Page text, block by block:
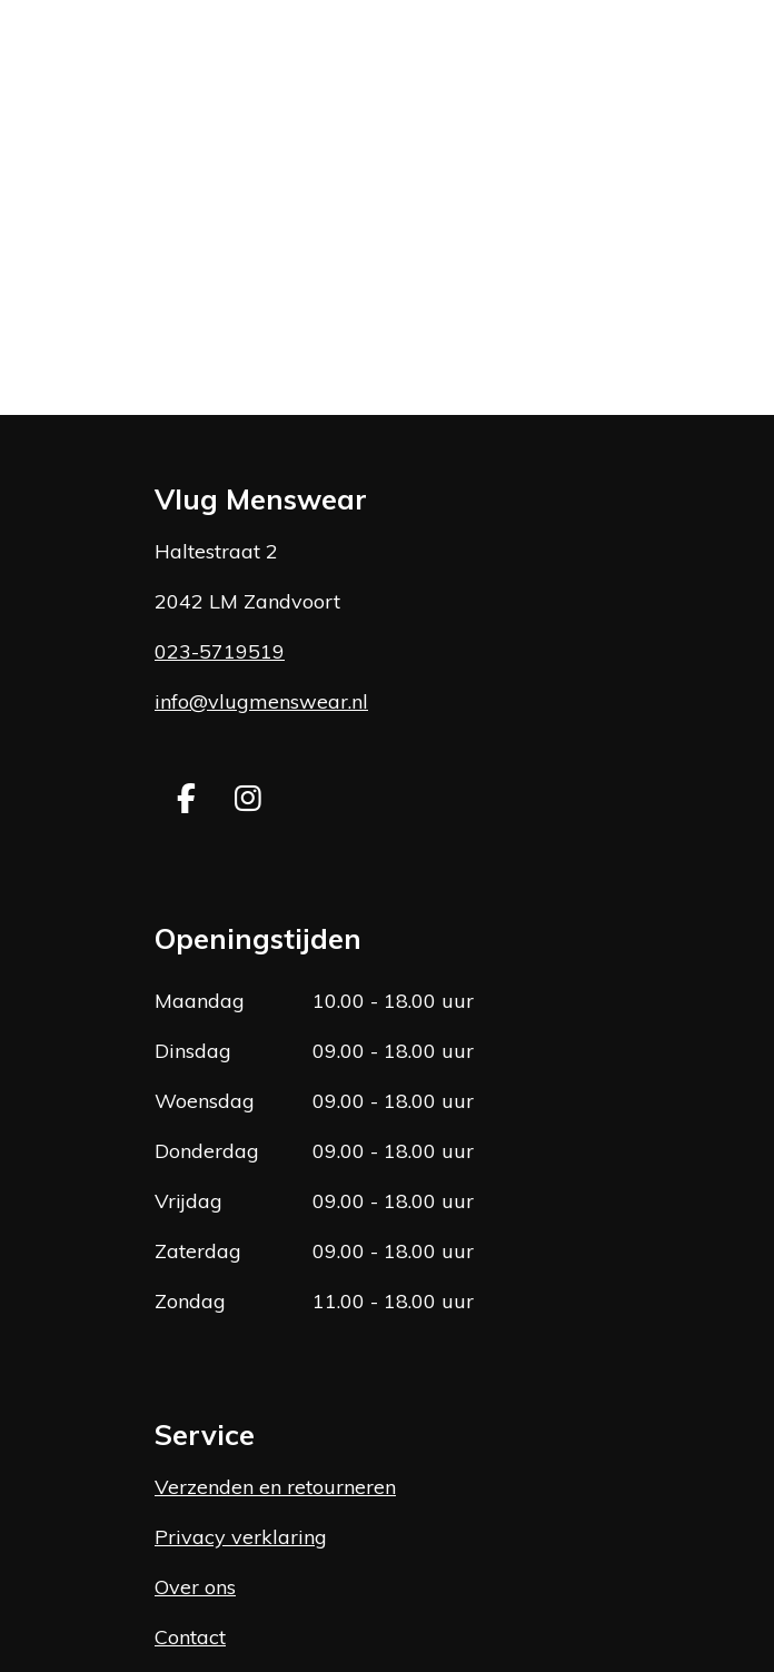
Vlug Menswear
Haltestraat 2
2042 LM Zandvoort
023-5719519
info@vlugmenswear.nl
F
b
o
I
a
g
Openingstijden
Maandag
10.00 - 18.00 uur
Dinsdag
09.00 - 18.00 uur
Woensdag
09.00 - 18.00 uur
Donderdag
09.00 - 18.00 uur
Vrijdag
09.00 - 18.00 uur
Zaterdag
09.00 - 18.00 uur
Zondag
11.00 - 18.00 uur
Service
Verzenden en retourneren
Privacy verklaring
Over ons
Contact